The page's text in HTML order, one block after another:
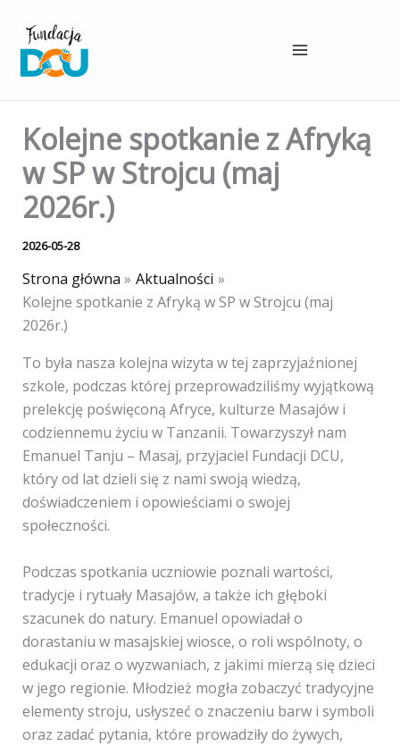
treści
Kolejne spotkanie z Afryką
w SP w Strojcu (maj
2026r.)
2026-05-28
Strona główna
Aktualności
Kolejne spotkanie z Afryką w SP w Strojcu (maj
2026r.)
To była nasza kolejna wizyta w tej zaprzyjaźnionej
szkole, podczas której przeprowadziliśmy wyjątkową
prelekcję poświęconą Afryce, kulturze Masajów i
codziennemu życiu w Tanzanii. Towarzyszył nam
Emanuel Tanju – Masaj, przyjaciel Fundacji DCU,
który od lat dzieli się z nami swoją wiedzą,
doświadczeniem i opowieściami o swojej
społeczności.
Podczas spotkania uczniowie poznali wartości,
tradycje i rytuały Masajów, a także ich głęboki
szacunek do natury. Emanuel opowiadał o
dorastaniu w masajskiej wiosce, o roli wspólnoty, o
edukacji oraz o wyzwaniach, z jakimi mierzą się dzieci
w jego regionie. Młodzież mogła zobaczyć tradycyjne
elementy stroju, usłyszeć o znaczeniu barw i symboli
oraz zadać pytania, które prowadziły do żywych,